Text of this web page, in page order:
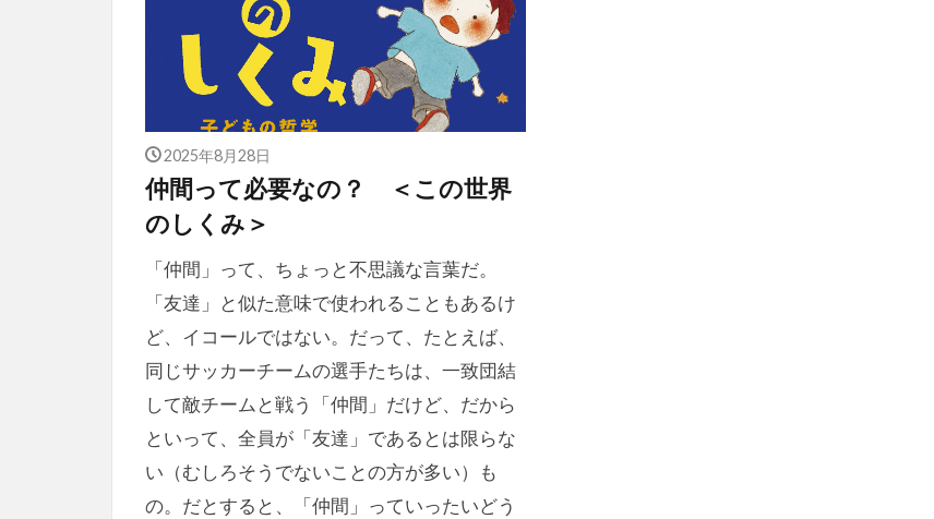
2025年8月28日
仲間って必要なの？ ＜この世界
のしくみ＞
「仲間」って、ちょっと不思議な言葉だ。
「友達」と似た意味で使われることもあるけ
ど、イコールではない。だって、たとえば、
同じサッカーチームの選手たちは、一致団結
して敵チームと戦う「仲間」だけど、だから
といって、全員が「友達」であるとは限らな
い（むしろそうでないことの方が多い）も
の。だとすると、「仲間」っていったいどう